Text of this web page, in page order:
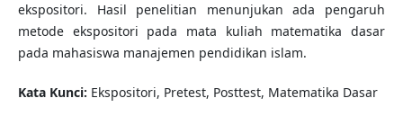
ekspositori. Hasil penelitian menunjukan ada pengaruh
metode ekspositori pada mata kuliah matematika dasar
pada mahasiswa manajemen pendidikan islam.
Kata Kunci: Ekspositori, Pretest, Posttest, Matematika Dasar